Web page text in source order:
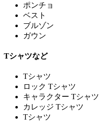
ポンチョ
ベスト
ブルゾン
ガウン
Tシャツなど
Tシャツ
ロック Tシャツ
キャラクター Tシャツ
カレッジ Tシャツ
Tシャツ